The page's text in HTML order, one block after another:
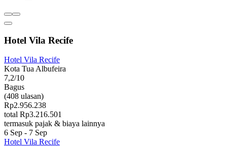
Hotel Vila Recife
Hotel Vila Recife
Kota Tua Albufeira
7,2/10
Bagus
(408 ulasan)
Rp2.956.238
total Rp3.216.501
termasuk pajak & biaya lainnya
6 Sep - 7 Sep
Hotel Vila Recife